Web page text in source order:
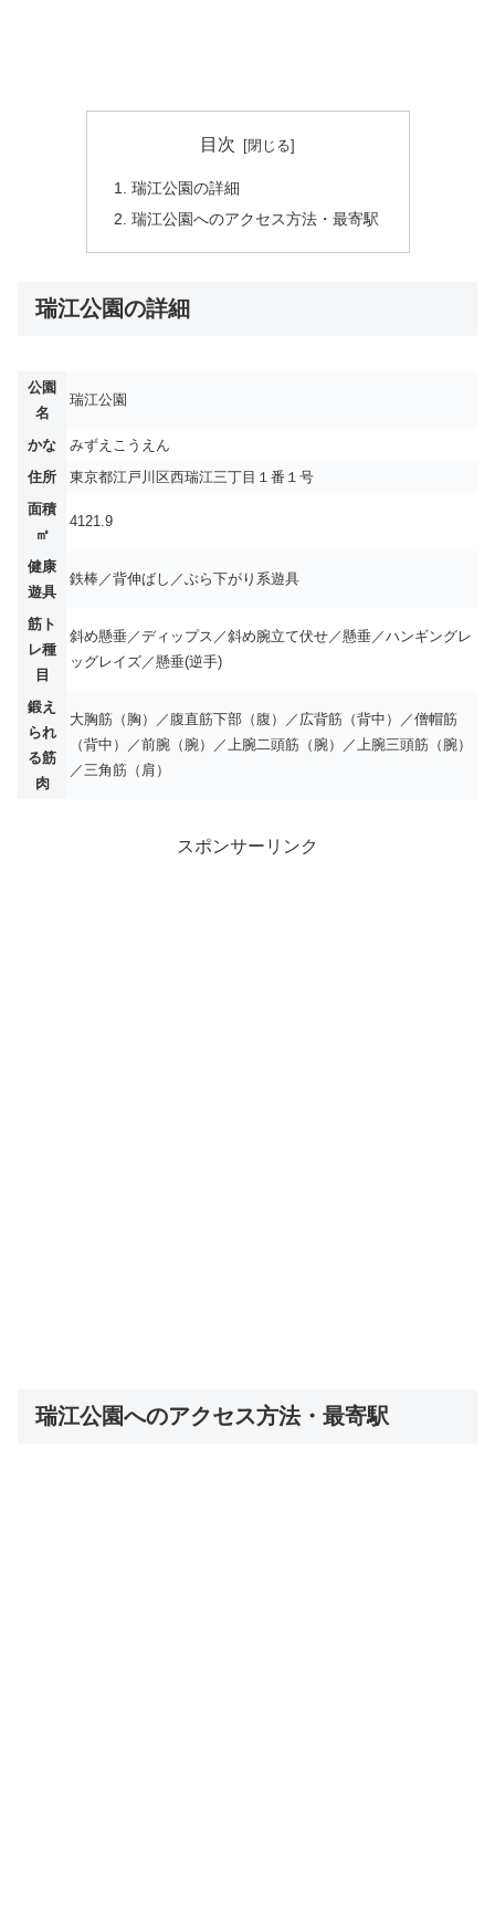
目次
瑞江公園の詳細
瑞江公園へのアクセス方法・最寄駅
瑞江公園の詳細
公園
名
瑞江公園
かな
みずえこうえん
住所
東京都江戸川区西瑞江三丁目１番１号
面積
㎡
4121.9
健康
遊具
鉄棒／背伸ばし／ぶら下がり系遊具
筋ト
レ種
目
斜め懸垂／ディップス／斜め腕立て伏せ／懸垂／ハンギングレ
ッグレイズ／懸垂(逆手)
鍛え
られ
る筋
肉
大胸筋（胸）／腹直筋下部（腹）／広背筋（背中）／僧帽筋
（背中）／前腕（腕）／上腕二頭筋（腕）／上腕三頭筋（腕）
／三角筋（肩）
スポンサーリンク
瑞江公園へのアクセス方法・最寄駅